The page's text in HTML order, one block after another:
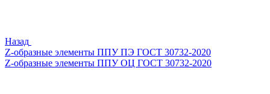
Назад
Z-образные элементы ППУ ПЭ ГОСТ 30732-2020
Z-образные элементы ППУ ОЦ ГОСТ 30732-2020